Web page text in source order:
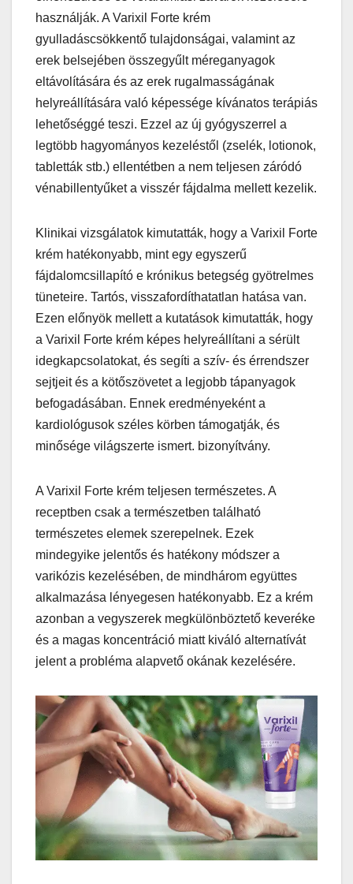
használják. A Varixil Forte krém
gyulladáscsökkentő tulajdonságai, valamint az
erek belsejében összegyűlt méreganyagok
eltávolítására és az erek rugalmasságának
helyreállítására való képessége kívánatos terápiás
lehetőséggé teszi. Ezzel az új gyógyszerrel a
legtöbb hagyományos kezeléstől (zselék, lotionok,
tabletták stb.) ellentétben a nem teljesen záródó
vénabillentyűket a visszér fájdalma mellett kezelik.
Klinikai vizsgálatok kimutatták, hogy a Varixil Forte
krém hatékonyabb, mint egy egyszerű
fájdalomcsillapító e krónikus betegség gyötrelmes
tüneteire. Tartós, visszafordíthatatlan hatása van.
Ezen előnyök mellett a kutatások kimutatták, hogy
a Varixil Forte krém képes helyreállítani a sérült
idegkapcsolatokat, és segíti a szív- és érrendszer
sejtjeit és a kötőszövetet a legjobb tápanyagok
befogadásában. Ennek eredményeként a
kardiológusok széles körben támogatják, és
minősége világszerte ismert. bizonyítvány.
A Varixil Forte krém teljesen természetes. A
receptben csak a természetben található
természetes elemek szerepelnek. Ezek
mindegyike jelentős és hatékony módszer a
varikózis kezelésében, de mindhárom együttes
alkalmazása lényegesen hatékonyabb. Ez a krém
azonban a vegyszerek megkülönböztető keveréke
és a magas koncentráció miatt kiváló alternatívát
jelent a probléma alapvető okának kezelésére.